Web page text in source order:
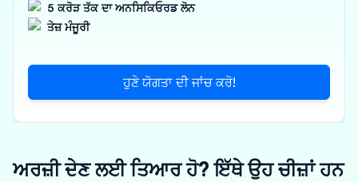
5 ਕਰੋੜ ਤੱਕ ਦਾ ਅਨਸਿਕਿਓਰਡ ਲੋਨ
ਤੇਜ਼ ਮੰਜੂਰੀ
ਹੁਣੇ ਯੋਗਤਾ ਦੀ ਜਾਂਚ ਕਰੋ!
ਅਰਜ਼ੀ ਦੇਣ ਲਈ ਤਿਆਰ ਹੋ? ਇੱਥੇ ਉਹ ਚੀਜ਼ਾਂ ਹਨ